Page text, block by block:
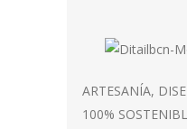
ARTESANÍA,
100%